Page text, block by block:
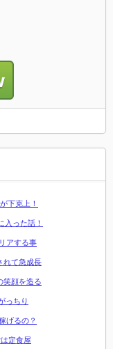
下克上！
入った話！
アする事
れて急成長
笑顔を造る
っちり
げるの？
定食屋